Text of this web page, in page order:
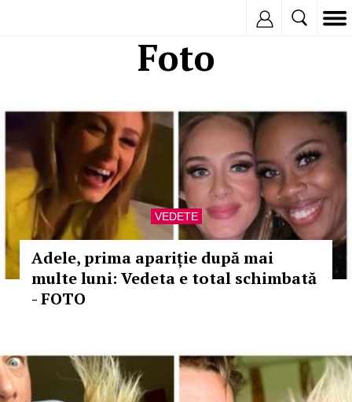
Foto
VEDETE
Adele, prima apariție după mai
multe luni: Vedeta e total schimbată
- FOTO